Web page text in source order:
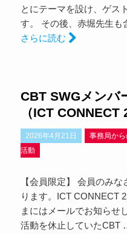
とにテーマを設け、ゲス
す。 その後、赤堀先生
さらに読む
CBT SWGメンバ
（ICT CONNECT
2026年4月21日 事務局か
活動
【会員限定】 会員のみ
ります。ICT CONNECT
まにはメールでお知らせ
活動を休止していたCBT